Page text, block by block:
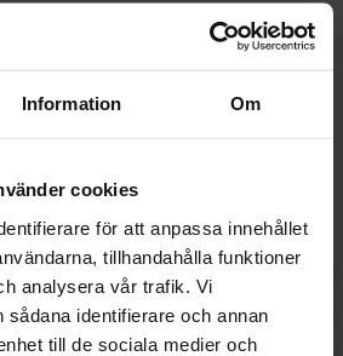
Information Om
cookies
för att anpassa innehållet
tillhandahålla funktioner
analysera vår trafik. Vi
sådana identifierare och annan
till de sociala medier och
pitivät